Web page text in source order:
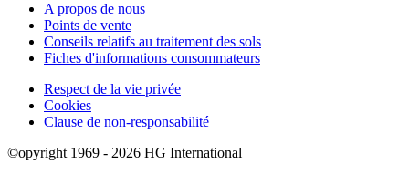
A propos de nous
Points de vente
Conseils relatifs au traitement des sols
Fiches d'informations consommateurs
Respect de la vie privée
Cookies
Clause de non-responsabilité
©opyright 1969 - 2026 HG International